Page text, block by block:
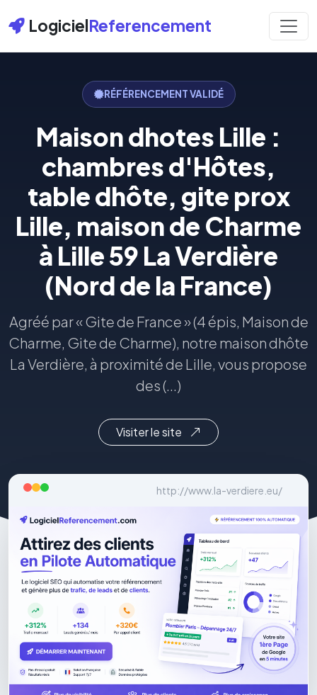
LogicielReferencement
RÉFÉRENCEMENT VALIDÉ
Maison dhotes Lille :
chambres d'Hôtes,
table dhôte, gite prox
Lille, maison de Charme
à Lille 59 La Verdière
(Nord de la France)
Agréé par « Gite de France » (4 épis, Maison de
Charme, Gite de Charme), notre maison dhôte
La Verdière, à proximité de Lille, vous propose
des (...)
Visiter le site
http://www.la-verdiere.eu/